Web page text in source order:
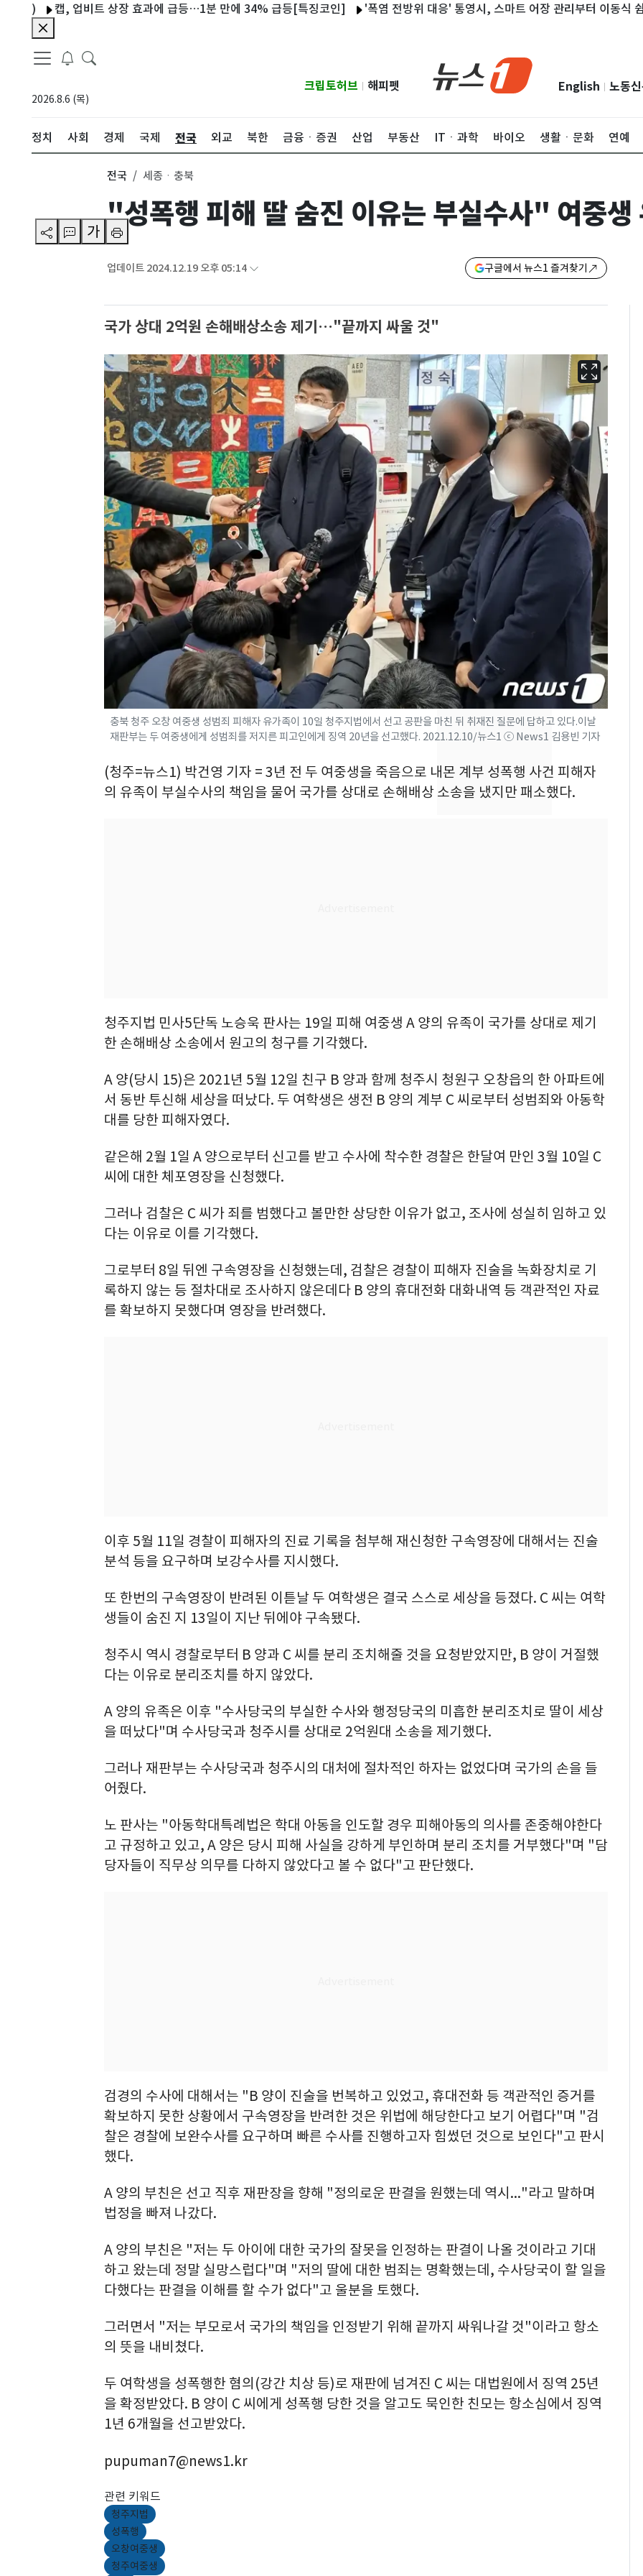
캡, 업비트 상장 효과에 급등…1분 만에 34% 급등[특징코인] '폭염 전방위 대응' 통영시, 스마트 어장 관리부터 이동식 쉼터까지
2026.8.6 (목)
크립토허브 해피펫 English 노동
정치 사회 경제 국제 전국 외교 북한 금융ㆍ증권 산업 부동산 ITㆍ과학 바이오 생활ㆍ문화 연예
가
전국 세종ㆍ충북
"성폭행 피해 딸 숨진 이유는 부실수사" 여중생
업데이트 2024.12.19 오후 05:14 구글에서 뉴스1 즐겨찾기
국가 상대 2억원 손해배상소송 제기…"끝까지 싸울 것"
충북 청주 오창 여중생 성범죄 피해자 유가족이 10일 청주지법에서 선고 공판을 마친 뒤 취재진 질문에 답하고 있다.이날
재판부는 두 여중생에게 성범죄를 저지른 피고인에게 징역 20년을 선고했다. 2021.12.10/뉴스1 ⓒ News1 김용빈 기자
(청주=뉴스1) 박건영 기자 = 3년 전 두 여중생을 죽음으로 내몬 계부 성폭행 사건 피해자
의 유족이 부실수사의 책임을 물어 국가를 상대로 손해배상 소송을 냈지만 패소했다.
청주지법 민사5단독 노승욱 판사는 19일 피해 여중생 A 양의 유족이 국가를 상대로 제기
한 손해배상 소송에서 원고의 청구를 기각했다.
A 양(당시 15)은 2021년 5월 12일 친구 B 양과 함께 청주시 청원구 오창읍의 한 아파트에
서 동반 투신해 세상을 떠났다. 두 여학생은 생전 B 양의 계부 C 씨로부터 성범죄와 아동학
대를 당한 피해자였다.
같은해 2월 1일 A 양으로부터 신고를 받고 수사에 착수한 경찰은 한달여 만인 3월 10일 C
씨에 대한 체포영장을 신청했다.
그러나 검찰은 C 씨가 죄를 범했다고 볼만한 상당한 이유가 없고, 조사에 성실히 임하고 있
다는 이유로 이를 기각했다.
그로부터 8일 뒤엔 구속영장을 신청했는데, 검찰은 경찰이 피해자 진술을 녹화장치로 기
록하지 않는 등 절차대로 조사하지 않은데다 B 양의 휴대전화 대화내역 등 객관적인 자료
를 확보하지 못했다며 영장을 반려했다.
이후 5월 11일 경찰이 피해자의 진료 기록을 첨부해 재신청한 구속영장에 대해서는 진술
분석 등을 요구하며 보강수사를 지시했다.
또 한번의 구속영장이 반려된 이튿날 두 여학생은 결국 스스로 세상을 등졌다. C 씨는 여학
생들이 숨진 지 13일이 지난 뒤에야 구속됐다.
청주시 역시 경찰로부터 B 양과 C 씨를 분리 조치해줄 것을 요청받았지만, B 양이 거절했
다는 이유로 분리조치를 하지 않았다.
A 양의 유족은 이후 "수사당국의 부실한 수사와 행정당국의 미흡한 분리조치로 딸이 세상
을 떠났다"며 수사당국과 청주시를 상대로 2억원대 소송을 제기했다.
그러나 재판부는 수사당국과 청주시의 대처에 절차적인 하자는 없었다며 국가의 손을 들
어줬다.
노 판사는 "아동학대특례법은 학대 아동을 인도할 경우 피해아동의 의사를 존중해야한다
고 규정하고 있고, A 양은 당시 피해 사실을 강하게 부인하며 분리 조치를 거부했다"며 "담
당자들이 직무상 의무를 다하지 않았다고 볼 수 없다"고 판단했다.
검경의 수사에 대해서는 "B 양이 진술을 번복하고 있었고, 휴대전화 등 객관적인 증거를
확보하지 못한 상황에서 구속영장을 반려한 것은 위법에 해당한다고 보기 어렵다"며 "검
찰은 경찰에 보완수사를 요구하며 빠른 수사를 진행하고자 힘썼던 것으로 보인다"고 판시
했다.
A 양의 부친은 선고 직후 재판장을 향해 "정의로운 판결을 원했는데 역시..."라고 말하며
법정을 빠져 나갔다.
A 양의 부친은 "저는 두 아이에 대한 국가의 잘못을 인정하는 판결이 나올 것이라고 기대
하고 왔는데 정말 실망스럽다"며 "저의 딸에 대한 범죄는 명확했는데, 수사당국이 할 일을
다했다는 판결을 이해를 할 수가 없다"고 울분을 토했다.
그러면서 "저는 부모로서 국가의 책임을 인정받기 위해 끝까지 싸워나갈 것"이라고 항소
의 뜻을 내비쳤다.
두 여학생을 성폭행한 혐의(강간 치상 등)로 재판에 넘겨진 C 씨는 대법원에서 징역 25년
을 확정받았다. B 양이 C 씨에게 성폭행 당한 것을 알고도 묵인한 친모는 항소심에서 징역
1년 6개월을 선고받았다.
pupuman7@news1.kr
관련 키워드
청주지법
성폭행
오창여중생
청주여중생
6
용산 거주 일본인 인플
루언서, SNS 라이브방
송 도중 사망
7
태풍도 "거긴 너무 뜨거
워"…한반도 비켜가는
'돌핀'과 '찬홈'
8
삼성전자·SK하이닉스
"주주 환원 의미 있게
확대할 것" 약속
9
"하늘로 떠난 딸과의 약
번째 모발 기부
10
[단독] 아내 가출하자